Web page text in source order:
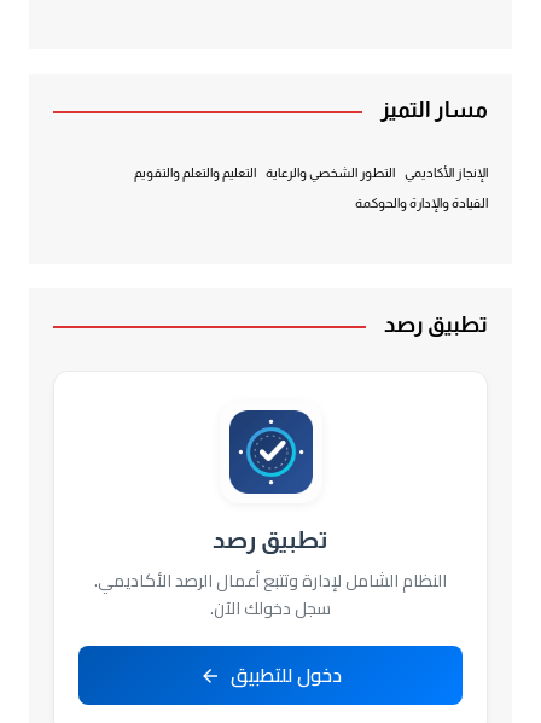
مسار التميز
الإنجاز الأكاديمي التطور الشخصي والرعاية التعليم والتعلم والتقويم
القيادة والإدارة والحوكمة
تطبيق رصد
تطبيق رصد
النظام الشامل لإدارة وتتبع أعمال الرصد الأكاديمي.
سجل دخولك الآن.
دخول للتطبيق